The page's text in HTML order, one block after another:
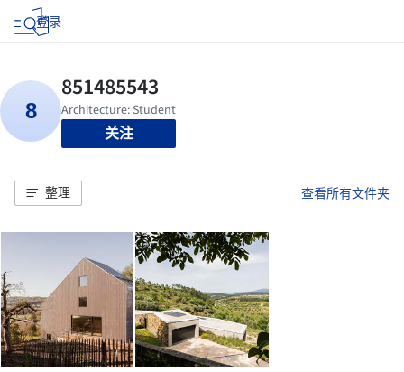
登录
关注
整理 查看所有文件夹